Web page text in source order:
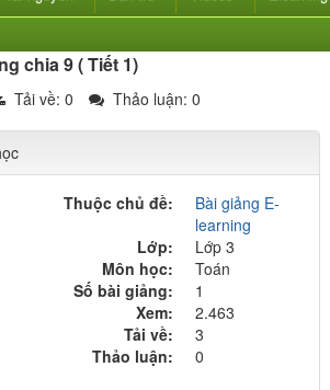
chia 9 ( Tiết 1)
Tải về: 0 Thảo luận: 0
Thuộc chủ đề:
Bài giảng E-
learning
Lớp:
Lớp 3
Môn học:
Toán
Số bài giảng:
1
Xem:
2.463
Tải về:
3
Thảo luận:
0